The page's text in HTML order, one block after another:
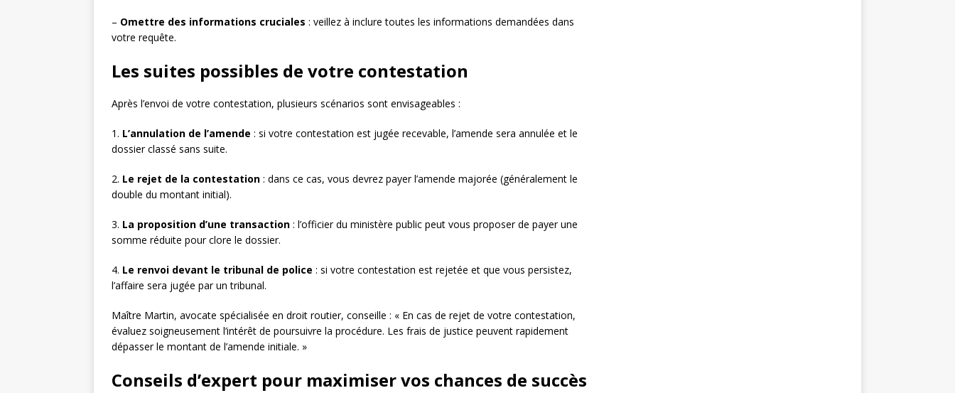
– Omettre des informations cruciales : veillez à inclure toutes les informations demandées dans
votre requête.
Les suites possibles de votre contestation
Après l’envoi de votre contestation, plusieurs scénarios sont envisageables :
1. L’annulation de l’amende : si votre contestation est jugée recevable, l’amende sera annulée et le
dossier classé sans suite.
2. Le rejet de la contestation : dans ce cas, vous devrez payer l’amende majorée (généralement le
double du montant initial).
3. La proposition d’une transaction : l’officier du ministère public peut vous proposer de payer une
somme réduite pour clore le dossier.
4. Le renvoi devant le tribunal de police : si votre contestation est rejetée et que vous persistez,
l’affaire sera jugée par un tribunal.
Maître Martin, avocate spécialisée en droit routier, conseille : « En cas de rejet de votre contestation,
évaluez soigneusement l’intérêt de poursuivre la procédure. Les frais de justice peuvent rapidement
dépasser le montant de l’amende initiale. »
Conseils d’expert pour maximiser vos chances de succès